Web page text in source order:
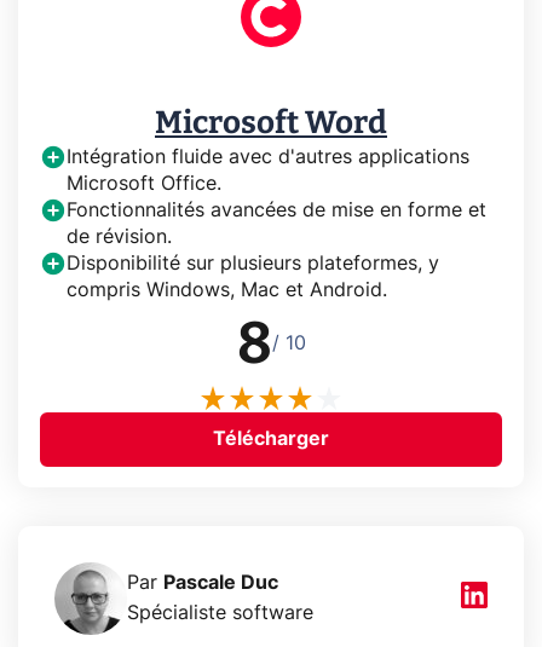
Microsoft Word
Intégration fluide avec d'autres applications
Microsoft Office.
Fonctionnalités avancées de mise en forme et
de révision.
Disponibilité sur plusieurs plateformes, y
compris Windows, Mac et Android.
8/ 10
Télécharger
Par Pascale Duc
Spécialiste software